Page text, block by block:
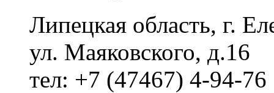
Липецкая область, г.
ул. Маяковского, д.16
тел: +7 (47467) 4-94-76